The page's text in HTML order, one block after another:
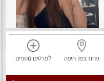
מחוז צפוןחיפה לפרטים נוספים